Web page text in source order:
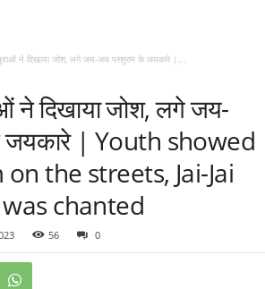
ने दिखाया जोश, लगे जय-जय परशुराम के जयकारे |...
ने दिखाया जोश, लगे जय-
जयकारे | Youth showed
the streets, Jai-Jai
chanted
56 0